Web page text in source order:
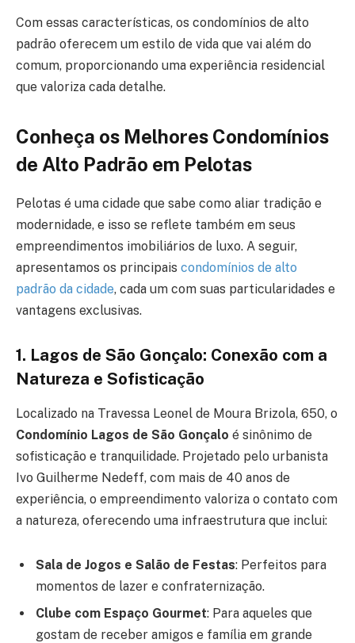
Com essas características, os condomínios de alto
padrão oferecem um estilo de vida que vai além do
comum, proporcionando uma experiência residencial
que valoriza cada detalhe.
Conheça os Melhores Condomínios
de Alto Padrão em Pelotas
Pelotas é uma cidade que sabe como aliar tradição e
modernidade, e isso se reflete também em seus
empreendimentos imobiliários de luxo. A seguir,
apresentamos os principais condomínios de alto
padrão da cidade, cada um com suas particularidades e
vantagens exclusivas.
1. Lagos de São Gonçalo: Conexão com a
Natureza e Sofisticação
Localizado na Travessa Leonel de Moura Brizola, 650, o
Condomínio Lagos de São Gonçalo é sinônimo de
sofisticação e tranquilidade. Projetado pelo urbanista
Ivo Guilherme Nedeff, com mais de 40 anos de
experiência, o empreendimento valoriza o contato com
a natureza, oferecendo uma infraestrutura que inclui:
Sala de Jogos e Salão de Festas: Perfeitos para
momentos de lazer e confraternização.
Clube com Espaço Gourmet: Para aqueles que
gostam de receber amigos e família em grande